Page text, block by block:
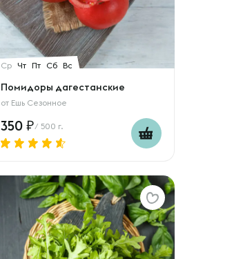
Ср Чт Пт Сб Вс
Помидоры дагестанские
от Ешь Сезонное
350 / 500 г.